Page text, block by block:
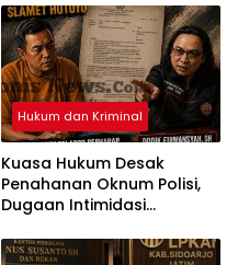
Sabu Jaringan Bangkalan
Hukum dan Kriminal
Kuasa Hukum Desak
Penahanan Oknum Polisi,
Dugaan Intimidasi
Sorotan